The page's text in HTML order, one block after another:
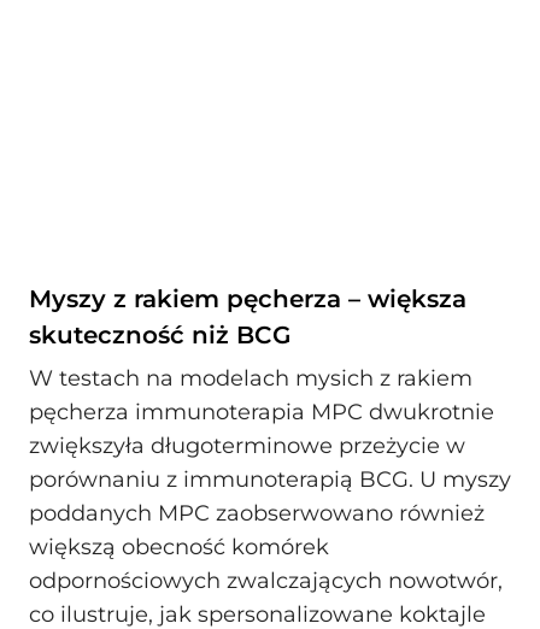
Myszy z rakiem pęcherza – większa
skuteczność niż BCG
W testach na modelach mysich z rakiem
pęcherza immunoterapia MPC dwukrotnie
zwiększyła długoterminowe przeżycie w
porównaniu z immunoterapią BCG. U myszy
poddanych MPC zaobserwowano również
większą obecność komórek
odpornościowych zwalczających nowotwór,
co ilustruje, jak spersonalizowane koktajle